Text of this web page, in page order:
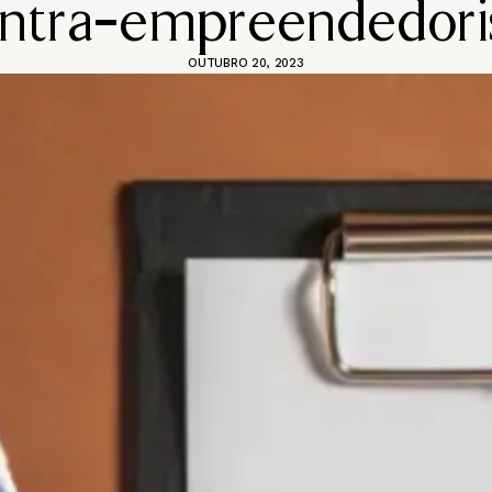
OUTUBRO 20, 2023